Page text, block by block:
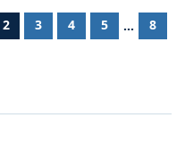
2 3 4 5 ... 8